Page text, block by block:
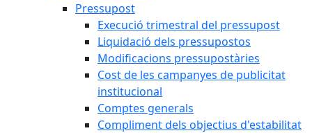
Pressupost
Execució trimestral del pressupost
Liquidació dels pressupostos
Modificacions pressupostàries
Cost de les campanyes de publicitat
institucional
Comptes generals
Compliment dels objectius d'estabilitat